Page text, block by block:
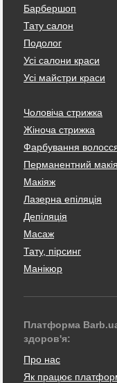
Барбершоп
Тату салон
Подолог
Усі салони краси
Усі майстри краси
Чоловіча стрижка
Жіноча стрижка
Фарбування
Перманентний
Макіяж
Лазерна епіляція
Депіляція
Масаж
Тату, пірсинг
Манікюр
Платформа
здоров'я:
Про нас
Як працює